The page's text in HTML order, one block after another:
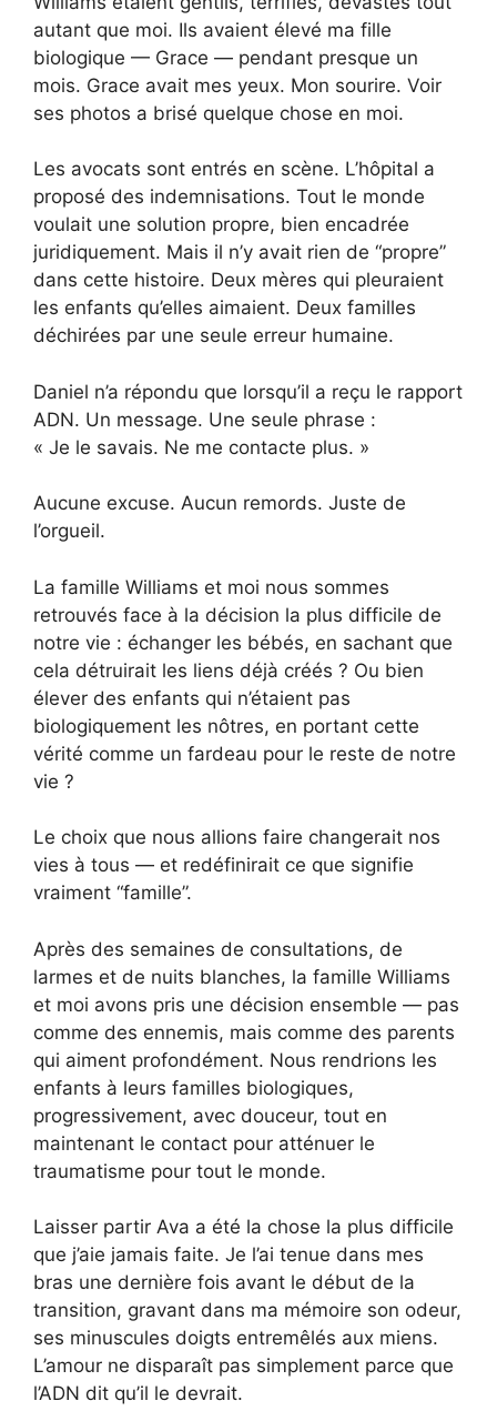
autant que moi. Ils avaient élevé ma fille
biologique — Grace — pendant presque un
mois. Grace avait mes yeux. Mon sourire. Voir
ses photos a brisé quelque chose en moi.
Les avocats sont entrés en scène. L’hôpital a
proposé des indemnisations. Tout le monde
voulait une solution propre, bien encadrée
juridiquement. Mais il n’y avait rien de “propre”
dans cette histoire. Deux mères qui pleuraient
les enfants qu’elles aimaient. Deux familles
déchirées par une seule erreur humaine.
Daniel n’a répondu que lorsqu’il a reçu le rapport
ADN. Un message. Une seule phrase :
« Je le savais. Ne me contacte plus. »
Aucune excuse. Aucun remords. Juste de
l’orgueil.
La famille Williams et moi nous sommes
retrouvés face à la décision la plus difficile de
notre vie : échanger les bébés, en sachant que
cela détruirait les liens déjà créés ? Ou bien
élever des enfants qui n’étaient pas
biologiquement les nôtres, en portant cette
vérité comme un fardeau pour le reste de notre
vie ?
Le choix que nous allions faire changerait nos
vies à tous — et redéfinirait ce que signifie
vraiment “famille”.
Après des semaines de consultations, de
larmes et de nuits blanches, la famille Williams
et moi avons pris une décision ensemble — pas
comme des ennemis, mais comme des parents
qui aiment profondément. Nous rendrions les
enfants à leurs familles biologiques,
progressivement, avec douceur, tout en
maintenant le contact pour atténuer le
traumatisme pour tout le monde.
Laisser partir Ava a été la chose la plus difficile
que j’aie jamais faite. Je l’ai tenue dans mes
bras une dernière fois avant le début de la
transition, gravant dans ma mémoire son odeur,
ses minuscules doigts entremêlés aux miens.
L’amour ne disparaît pas simplement parce que
l’ADN dit qu’il le devrait.